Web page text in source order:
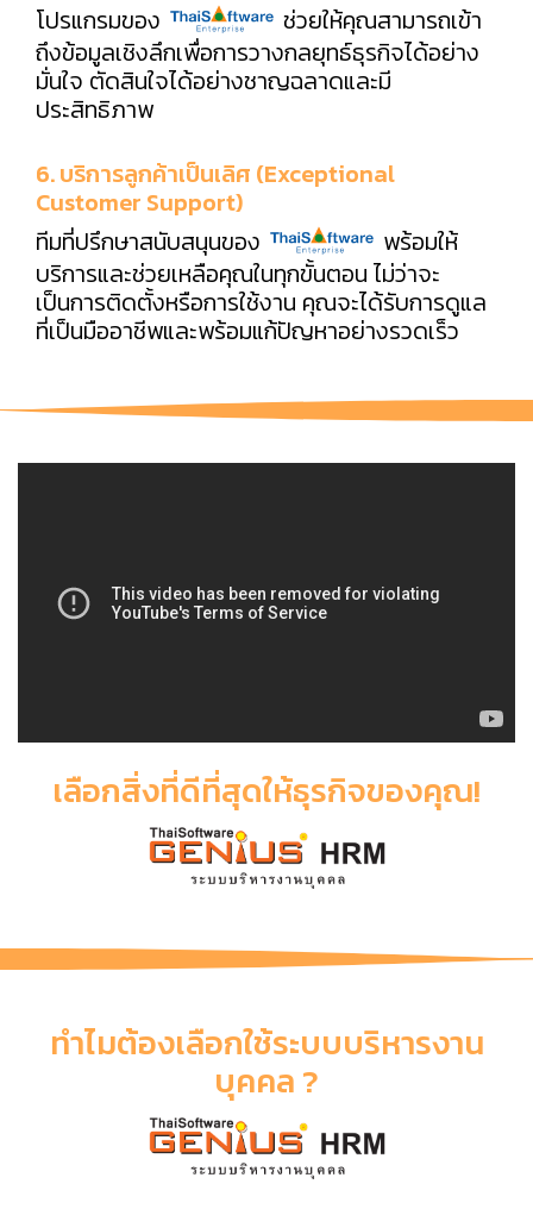
โปรแกรมของ
ช่วยให้คุณสามารถเข้า
ถึงข้อมูลเชิงลึกเพื่อการวางกลยุทธ์ธุรกิจได้อย่าง
มั่นใจ ตัดสินใจได้อย่างชาญฉลาดและมี
ประสิทธิภาพ
6. บริการลูกค้าเป็นเลิศ (Exceptional
Customer Support)
ทีมที่ปรึกษาสนับสนุนของ
พร้อมให้
บริการและช่วยเหลือคุณในทุกขั้นตอน ไม่ว่าจะ
เป็นการติดตั้งหรือการใช้งาน คุณจะได้รับการดูแล
ที่เป็นมืออาชีพและพร้อมแก้ปัญหาอย่างรวดเร็ว
เลือกสิ่งที่ดีที่สุดให้ธุรกิจของคุณ!
ทำไมต้องเลือกใช้ระบบบริหารงาน
บุคคล ?